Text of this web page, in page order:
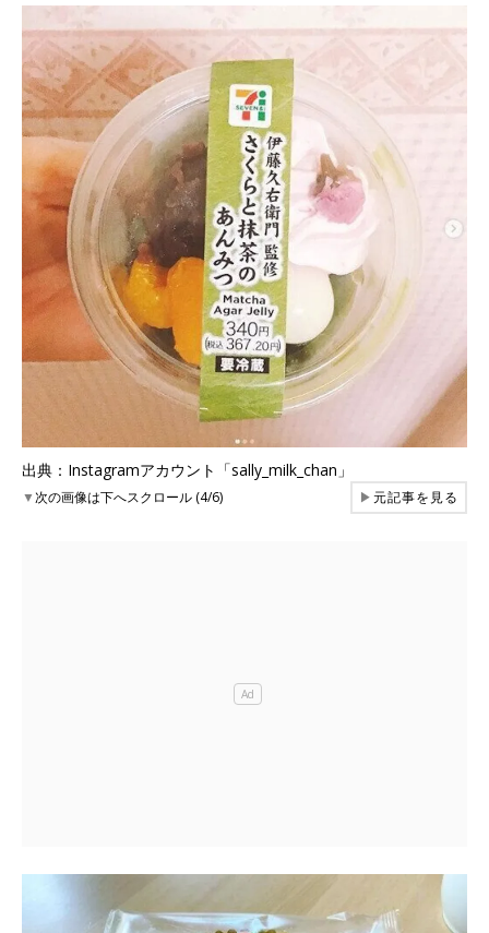
出典：Instagramアカウント「sally_milk_chan」
▼次の画像は下へスクロール (4/6) ▶元記事を見る